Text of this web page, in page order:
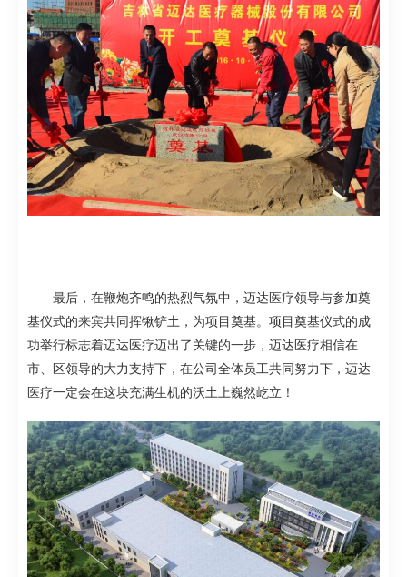
最后，在鞭炮齐鸣的热烈气氛中，迈达医疗领导与参加奠
基仪式的来宾共同挥锹铲土，为项目奠基。项目奠基仪式的成
功举行标志着迈达医疗迈出了关键的一步，迈达医疗相信在
市、区领导的大力支持下，在公司全体员工共同努力下，迈达
医疗一定会在这块充满生机的沃土上巍然屹立 ！